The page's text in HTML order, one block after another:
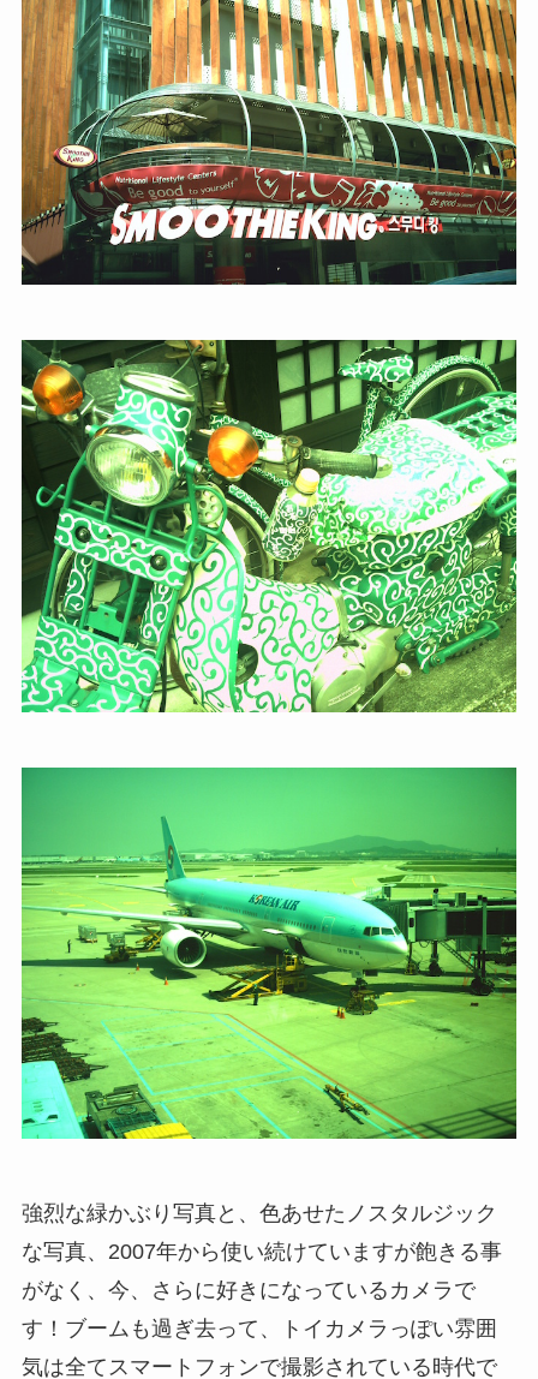
強烈な緑かぶり写真と、色あせたノスタルジック
な写真、2007年から使い続けていますが飽きる事
がなく、今、さらに好きになっているカメラで
す！ブームも過ぎ去って、トイカメラっぽい雰囲
気は全てスマートフォンで撮影されている時代で